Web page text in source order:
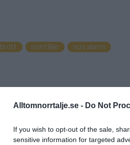
Alltomnorrtalje.se - Do Not
If you wish to opt-out of the sale,
sensitive information for targeted
brott norrtälje sos alarm